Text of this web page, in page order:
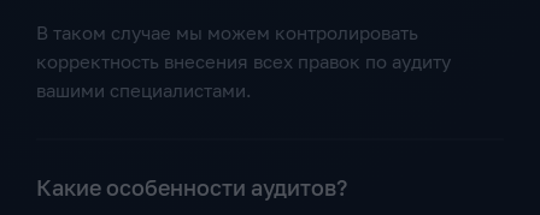
В таком случае мы можем контролировать
корректность внесения всех правок по аудиту
вашими специалистами.
Какие особенности аудитов?